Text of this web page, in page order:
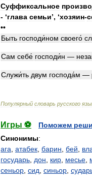
Суффиксальное
- ‘глава семьи’, ‘хозяин-
••
Быть господи́ном своего́
Сам себе́ господи́н —
Служи́ть двум господа́м —
Популярный словарь русского
Игры ⚽
Поможем
Синонимы:
ага атабек барин бей
государь дон кир месье
сеньор сид синьор